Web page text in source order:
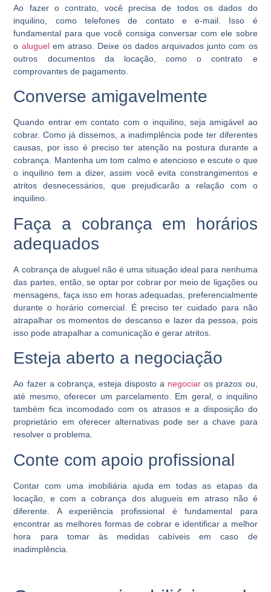
Ao fazer o contrato, você precisa de todos os dados do
inquilino, como telefones de contato e e-mail. Isso é
fundamental para que você consiga conversar com ele sobre
o aluguelem atraso. Deixe os dados arquivados junto com os
outros documentos da locação, como o contrato e
comprovantes de pagamento.
Converse amigavelmente
Quando entrar em contato com o inquilino, seja amigável ao
cobrar. Como já dissemos, a inadimplência pode ter diferentes
causas, por isso é preciso ter atenção na postura durante a
cobrança. Mantenha um tom calmo e atencioso e escute o que
o inquilino tem a dizer, assim você evita constrangimentos e
atritos desnecessários, que prejudicarão a relação com o
inquilino.
Faça a cobrança em horários
adequados
A cobrança de aluguelnão é uma situação ideal para nenhuma
das partes, então, se optar por cobrar por meio de ligações ou
mensagens, faça isso em horas adequadas, preferencialmente
durante o horário comercial. É preciso ter cuidado para não
atrapalhar os momentos de descanso e lazer da pessoa, pois
isso pode atrapalhar a comunicação e gerar atritos.
Esteja aberto a negociação
Ao fazer a cobrança, esteja disposto a negociar os prazos ou,
até mesmo, oferecer um parcelamento. Em geral, o inquilino
também fica incomodado com os atrasos e a disposição do
proprietário em oferecer alternativas pode ser a chave para
resolver o problema.
Conte com apoio profissional
Contar com uma imobiliária ajuda em todas as etapas da
locação, e com a cobrança dos alugueis em atraso não é
diferente. A experiência profissional é fundamental para
encontrar as melhores formas de cobrar e identificar a melhor
hora para tomar às medidas cabíveis em caso de
inadimplência.